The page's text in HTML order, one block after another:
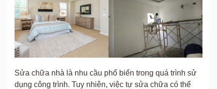
Sửa chữa nhà là nhu cầu phổ biến trong quá trình sử
dụng công trình. Tuy nhiên, việc tự sửa chữa có thể